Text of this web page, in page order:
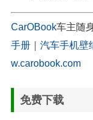
CarOBook车主随
手册
汽车手机壁
w.carobook.com
免费下载